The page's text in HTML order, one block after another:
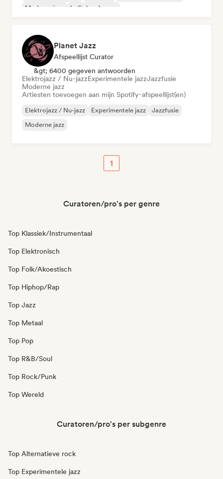
Moderne jazz Lofi slaapkamer
Planet Jazz
Afspeellijst Curator
&gt; 6400 gegeven antwoorden
Elektrojazz / Nu-jazzExperimentele jazzJazzfusie
Moderne jazz
Artiesten toevoegen aan mijn Spotify-afspeellijst(en)
Elektrojazz / Nu-jazz Experimentele jazz
Jazzfusie
Moderne jazz
1
Curatoren/pro's per genre
Top Klassiek/Instrumentaal
Top Elektronisch
Top Folk/Akoestisch
Top Hiphop/Rap
Top Jazz
Top Metaal
Top Pop
Top R&B/Soul
Top Rock/Punk
Top Wereld
Curatoren/pro's per subgenre
Top Alternatieve rock
Top Experimentele jazz